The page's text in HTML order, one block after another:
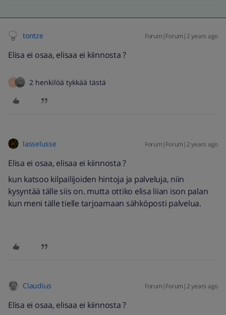
tontze Forum|Forum|2 years ago
Elisa ei osaa, elisaa ei kiinnosta ?
H 2 henkilöä tykkää tästä
lasselusse Forum|Forum|2 years ago
Elisa ei osaa, elisaa ei kiinnosta ?
kun katsoo kilpailijoiden hintoja ja palveluja, niin
kysyntää tälle siis on. mutta ottiko elisa liian ison palan
kun meni tälle tielle tarjoamaan sähköposti palvelua.
Claudius Forum|Forum|2 years ago
Elisa ei osaa, elisaa ei kiinnosta ?